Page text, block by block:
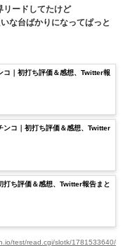
リードしてたけど
な台ばかりになってぱっと
コ｜初打ち評価＆感想、Twitter報
ンコ｜初打ち評価＆感想、Twitter
打ち評価＆感想、Twitter報告まと
test/read.cgi/slotk/1781533640/